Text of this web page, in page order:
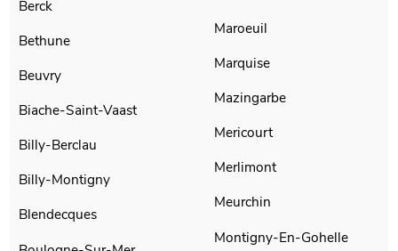
Berck
Bethune
Beuvry
Biache-Saint-Vaast
Billy-Berclau
Billy-Montigny
Blendecques
Maroeuil
Marquise
Mazingarbe
Mericourt
Merlimont
Meurchin
Montigny-En-Gohelle